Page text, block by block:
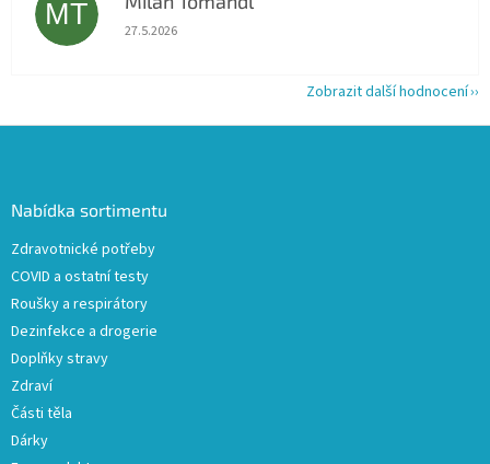
MT Hodnocení obchodu je 5 z 5 hvězdiček.
27.5.2026
Zobrazit další hodnocení
Nabídka sortimentu
Zdravotnické potřeby
COVID a ostatní testy
Roušky a respirátory
Dezinfekce a drogerie
Doplňky stravy
Zdraví
Části těla
Dárky